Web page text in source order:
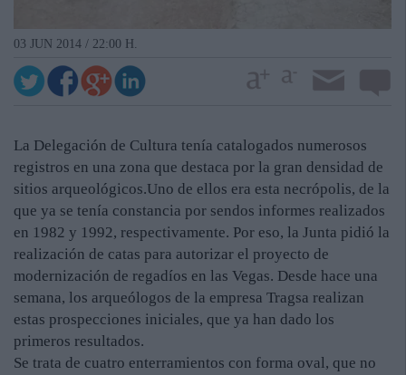
03 JUN 2014 / 22:00 H.
La Delegación de Cultura tenía catalogados numerosos
registros en una zona que destaca por la gran densidad de
sitios arqueológicos.Uno de ellos era esta necrópolis, de la
que ya se tenía constancia por sendos informes realizados
en 1982 y 1992, respectivamente. Por eso, la Junta pidió la
realización de catas para autorizar el proyecto de
modernización de regadíos en las Vegas. Desde hace una
semana, los arqueólogos de la empresa Tragsa realizan
estas prospecciones iniciales, que ya han dado los
primeros resultados.
Se trata de cuatro enterramientos con forma oval, que no